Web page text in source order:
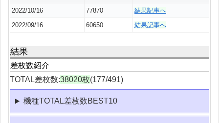
2022/10/16
77870
結果記事へ
2022/09/16
60650 結果記事へ
結果
差枚数紹介
TOTAL差枚数:38020枚(177/491)
機種TOTAL差枚数BEST10